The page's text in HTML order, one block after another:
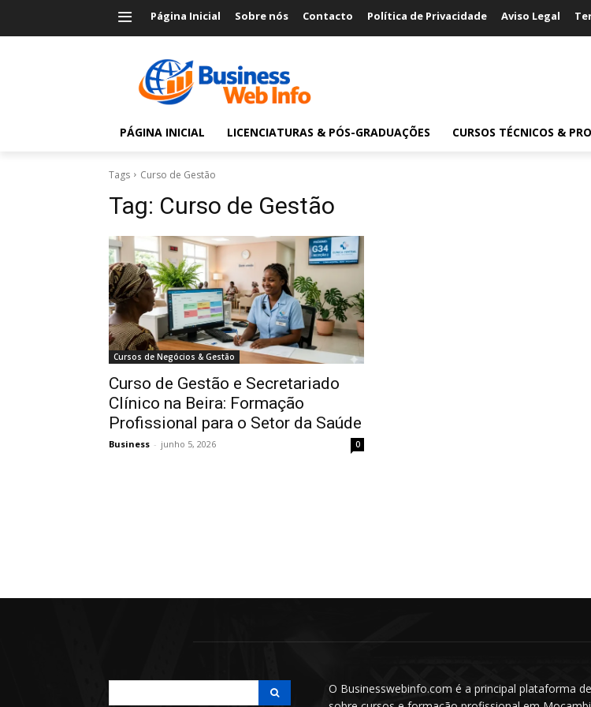
Página Inicial Sobre nós Contacto Política de Privacidade Aviso Legal
PÁGINA INICIAL LICENCIATURAS & PÓS-GRADUAÇÕES CURSOS TÉCNICOS &
Tags Curso de Gestão
Tag: Curso de Gestão
Cursos de Negócios & Gestão
Curso de Gestão e Secretariado
Clínico na Beira: Formação
Profissional para o Setor da Saúde
Business - junho 5, 2026 0
O Businesswebinfo.com é a principal plataforma